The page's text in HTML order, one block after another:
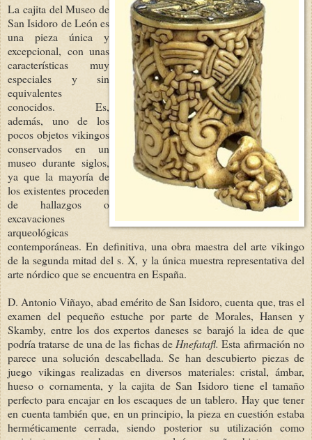
La cajita del Museo de
San Isidoro de León es
una pieza única y
excepcional, con unas
características muy
especiales y sin
equivalentes
conocidos. Es,
además, uno de los
pocos objetos vikingos
conservados en un
museo durante siglos,
ya que la mayoría de
los existentes proceden
de hallazgos o
excavaciones
arqueológicas
contemporáneas. En definitiva, una obra maestra del arte vikingo
de la segunda mitad del s. X, y la única muestra representativa del
arte nórdico que se encuentra en España.
D. Antonio Viñayo, abad emérito de San Isidoro, cuenta que, tras el
examen del pequeño estuche por parte de Morales, Hansen y
Skamby, entre los dos expertos daneses se barajó la idea de que
podría tratarse de una de las fichas de Hnefatafl. Esta afirmación no
parece una solución descabellada. Se han descubierto piezas de
juego vikingas realizadas en diversos materiales: cristal, ámbar,
hueso o cornamenta, y la cajita de San Isidoro tiene el tamaño
perfecto para encajar en los escaques de un tablero. Hay que tener
en cuenta también que, en un principio, la pieza en cuestión estaba
herméticamente cerrada, siendo posterior su utilización como